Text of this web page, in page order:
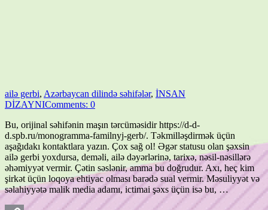
ailə gerbi, Azərbaycan dilində səhifələr, İNSAN
DİZAYNIComments: 0
Bu, orijinal səhifənin maşın tərcüməsidir https://d-d-
d.spb.ru/monogramma-familnyj-gerb/. Təkmilləşdirmək üçün
aşağıdakı kontaktlara yazın. Çox sağ ol! Əgər statusu olan şəxsin
ailə gerbi yoxdursa, deməli, ailə dəyərlərinə, tarixə, nəsil-nəsillərə
əhəmiyyət vermir. Çətin səslənir, amma bu doğrudur. Axı, heç kim
şirkət üçün loqoya ehtiyac olması barədə sual vermir. Məsuliyyət və
səlahiyyətə malik media adamı, ictimai şəxs üçün isə bu, …